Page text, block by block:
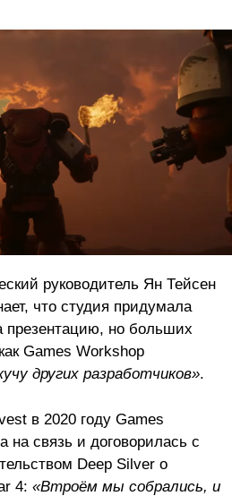
руководитель Ян Тейсен
что студия придумала
презентацию, но больших
Games Workshop
других разработчиков».
в 2020 году Games
связь и договорилась с
Deep Silver о
4: «Втроём мы собрались, и